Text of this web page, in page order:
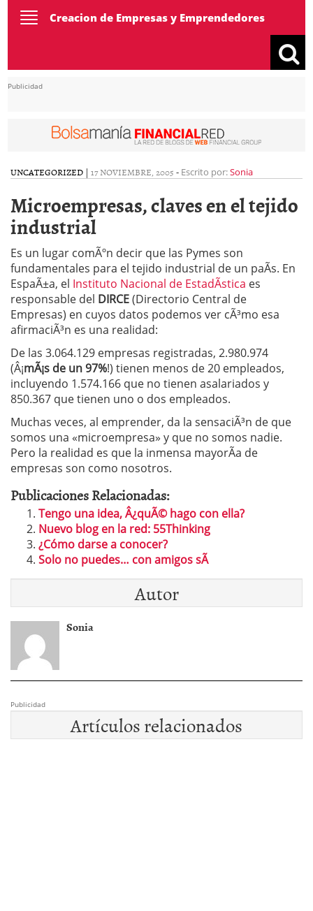
ToggleCreacion de Empresas y Emprendedores
Publicidad
UNCATEGORIZED | 17 NOVIEMBRE, 2005 - Escrito por:Sonia
Microempresas, claves en el tejido
industrial
Es un lugar comÃºn decir que las Pymes son
fundamentales para el tejido industrial de un paÃ­s. En
EspaÃ±a, el Instituto Nacional de EstadÃ­stica es
responsable del DIRCE(Directorio Central de
Empresas) en cuyos datos podemos ver cÃ³mo esa
afirmaciÃ³n es una realidad:
De las 3.064.129 empresas registradas, 2.980.974
(Â¡mÃ¡s de un 97%!) tienen menos de 20 empleados,
incluyendo 1.574.166 que no tienen asalariados y
850.367 que tienen uno o dos empleados.
Muchas veces, al emprender, da la sensaciÃ³n de que
somos una «microempresa» y que no somos nadie.
Pero la realidad es que la inmensa mayorÃ­a de
empresas son como nosotros.
Publicaciones Relacionadas:
Tengo una idea, Â¿quÃ© hago con ella?
Nuevo blog en la red: 55Thinking
¿Cómo darse a conocer?
Solo no puedes… con amigos sÃ­
Autor
Sonia
Publicidad
Artículos relacionados